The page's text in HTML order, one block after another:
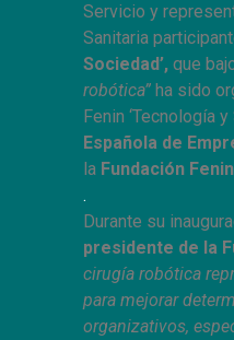
Servicio y
Sanitaria
Sociedad’, que
robótica” ha sido
Fenin ‘Tecnología
Española de
la Fundación Fenin
.
Durante su
presidente de la
cirugía robótica
para mejorar
organizativos,